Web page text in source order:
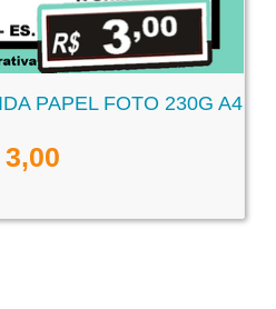
PAPEL FOTO 230G A4
3,00